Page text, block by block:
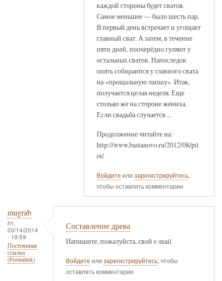
каждой стороны будет сватов.
Самое меньшее — было шесть пар.
В первый день встречает и угощает
главный сват. А затем, в течение
пяти дней, поочерёдно гуляют у
остальных сватов. Напоследок
опять собираются у главного свата
на «прощальную лапшу». Итак,
получается целая неделя. Еще
столько же на стороне жениха.
Если свадьба случается ...
Продолжение читайте на:
http://www.bastanovo.ru/2012/08/pil
ot/
Войдите или зарегистрируйтесь,
чтобы оставлять комментарии
mugrab
пт,
03/14/2014
- 19:59
Постоянная
ссылка
(Permalink)
Составление древа
Напишите, пожалуйста, свой e-mail
Войдите или зарегистрируйтесь, чтобы
оставлять комментарии